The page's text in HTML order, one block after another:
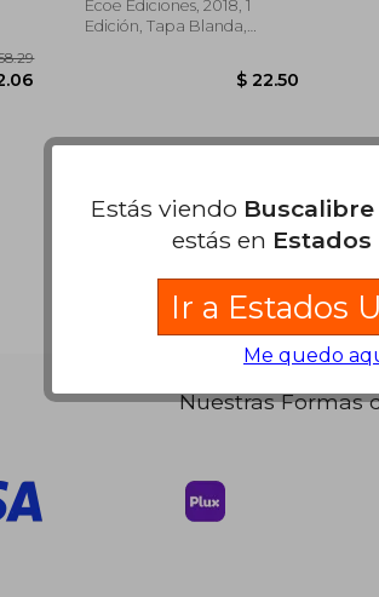
Ecoe Ediciones, 2018, 1
Edición, Tapa Blanda,
Nuestras Formas
Estás viendo
estás en
Ir a Estados
Me quedo